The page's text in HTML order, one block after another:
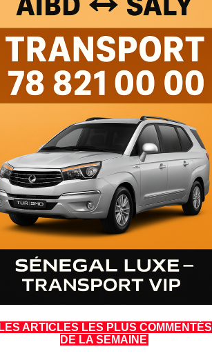
LES ARTICLES LES PLUS COMMENTÉS
DE LA SEMAINE